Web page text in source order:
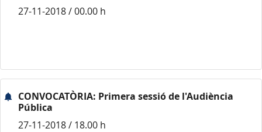
27-11-2018 / 00.00 h
CONVOCATÒRIA: Primera sessió de l'Audiència
Pública
27-11-2018 / 18.00 h